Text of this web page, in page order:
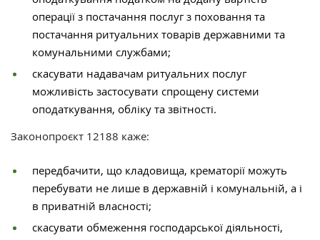
операції з постачання послуг з поховання та
постачання ритуальних товарів державними та
комунальними службами;
скасувати надавачам ритуальних послуг
можливість застосувати спрощену системи
оподаткування, обліку та звітності.
Законопроєкт 12188 каже:
передбачити, що кладовища, крематорії можуть
перебувати не лише в державній і комунальній, а і
в приватній власності;
скасувати обмеження господарської діяльності,